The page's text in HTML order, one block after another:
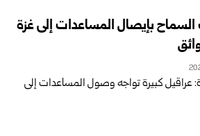
السماح بإيصال المساعدات إلى غزة